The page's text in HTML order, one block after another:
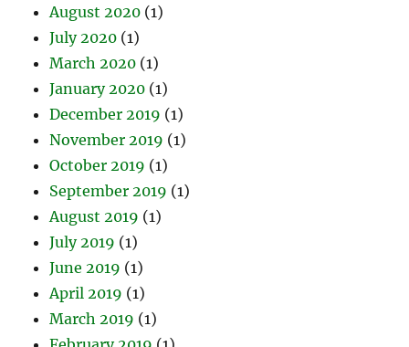
August 2020 (1)
July 2020 (1)
March 2020 (1)
January 2020 (1)
December 2019 (1)
November 2019 (1)
October 2019 (1)
September 2019 (1)
August 2019 (1)
July 2019 (1)
June 2019 (1)
April 2019 (1)
March 2019 (1)